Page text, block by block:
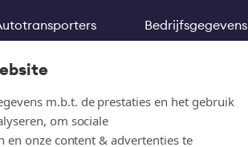
m.b.t. de prestaties en het gebruik
om sociale
onze content & advertenties te
Legal
links
Bedrijfsgegevens